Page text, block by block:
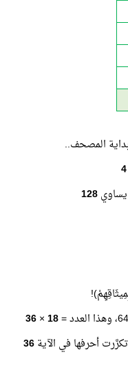
المصحف..
128
18
×
36
أحرفها في الآية36